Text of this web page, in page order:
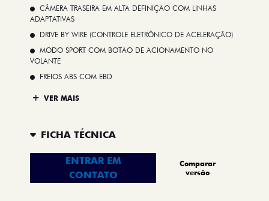
CÂMERA TRASEIRA EM ALTA DEFINIÇÃO COM LINHAS
ADAPTATIVAS
DRIVE BY WIRE (CONTROLE ELETRÔNICO DE ACELERAÇÃO)
MODO SPORT COM BOTÃO DE ACIONAMENTO NO
VOLANTE
FREIOS ABS COM EBD
VER MAIS
FICHA TÉCNICA
ENTRAR EM
CONTATO
Comparar
versão